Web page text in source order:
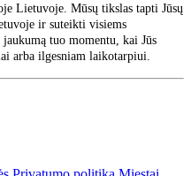
Lietuvoje. Mūsų tikslas tapti Jūsų
ir suteikti visiems
tuo momentu, kai Jūs
arba ilgesniam laikotarpiui.